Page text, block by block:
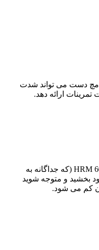
مچ دست می تواند شدت
تمرینات ارائه دهد.
با جفت کردن ساعت خود با مانیتور HRM 600 (که جداگانه به
بخشید و متوجه شوید
کم می‌ شود.